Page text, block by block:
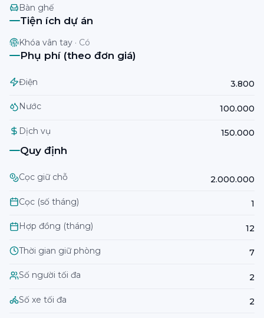
Bàn ghế
Tiện ích dự án
Khóa vân tay · Có
Phụ phí (theo đơn giá)
Điện 3.800
Nước 100.000
Dịch vụ 150.000
Quy định
Cọc giữ chỗ 2.000.000
Cọc (số tháng) 1
Hợp đồng (tháng) 12
Thời gian giữ phòng 7
Số người tối đa 2
Số xe tối đa 2